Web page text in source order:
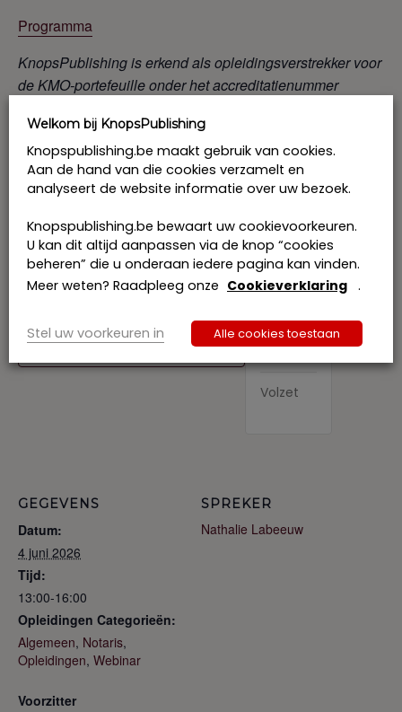
Programma
KnopsPublishing is erkend als opleidingsverstrekker voor
de KMO-portefeuille onder het accreditatienummer
Prijs: € 398 excl. btw per deelnemer
Ik schrijf me in samen met collegae: € 367 excl. btw
Ik vraag tussenkomst van de KMO-portefeuille aan en
betaal enkel het btw-bedrag.
Toevoegen aan kalender Tickets
Volzet
GEGEVENS
Datum:
4 juni 2026
Tijd:
13:00-16:00
Opleidingen Categorieën:
Algemeen, Notaris,
Opleidingen, Webinar
SPREKER
Nathalie Labeeuw
Voorzitter
Welkom bij KnopsPublishing
Knopspublishing.be maakt gebruik van cookies.
Aan de hand van die cookies verzamelt en
analyseert de website informatie over uw bezoek.
Knopspublishing.be bewaart uw cookievoorkeuren.
U kan dit altijd aanpassen via de knop “cookies
beheren” die u onderaan iedere pagina kan vinden.
Meer weten? Raadpleeg onze Cookieverklaring .
Stel uw voorkeuren in Alle cookies toestaan